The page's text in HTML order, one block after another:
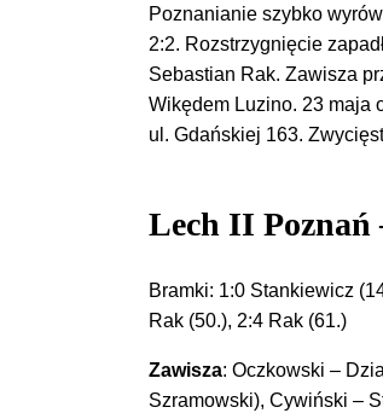
Poznanianie szybko
2:2. Rozstrzygnięcie
Sebastian Rak. Zawisza
Wikędem Luzino. 23 maja
ul. Gdańskiej 163.
Lech II Poznań
Bramki: 1:0 Stankiewicz
Rak (50.), 2:4 Rak (61.)
Zawisza: Oczkowski –
Szramowski), Cywiński –